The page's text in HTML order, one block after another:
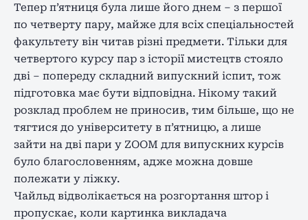
Тепер п’ятниця була лише його днем – з першої
по четверту пару, майже для всіх спеціальностей
факультету він читав різні предмети. Тільки для
четвертого курсу пар з історії мистецтв стояло
дві – попереду складний випускний іспит, тож
підготовка має бути відповідна. Нікому такий
розклад проблем не приносив, тим більше, що не
тягтися до університету в п’ятницю, а лише
зайти на дві пари у ZOOM для випускних курсів
було благословенням, адже можна довше
полежати у ліжку.
Чайльд відволікається на розгортання штор і
пропускає, коли картинка викладача